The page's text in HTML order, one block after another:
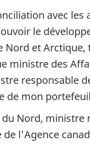
avec
le
et
ministre des
responsable
de mon
Nord,
l'Agence